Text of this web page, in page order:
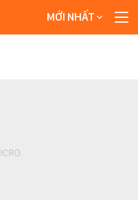
MỚI NHẤT